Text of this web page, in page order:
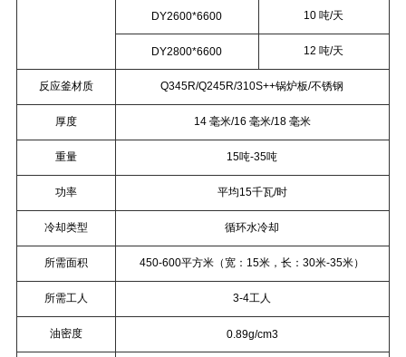
DY2600*6600 10 吨/天
DY2800*6600 12 吨/天
反应釜材质 Q345R/Q245R/310S++锅炉板/不锈钢
厚度 14 毫米/16 毫米/18 毫米
重量 15吨-35吨
功率 平均15千瓦/时
冷却类型 循环水冷却
所需面积 450-600平方米（宽：15米，长：30米-35米）
所需工人 3-4工人
油密度 0.89g/cm3